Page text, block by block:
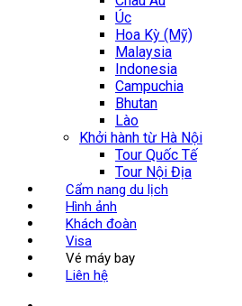
Úc
Hoa Kỳ (Mỹ)
Malaysia
Indonesia
Campuchia
Bhutan
Lào
Khởi hành từ Hà Nội
Tour Quốc Tế
Tour Nội Địa
Cẩm nang du lịch
Hình ảnh
Khách đoàn
Visa
Vé máy bay
Liên hệ